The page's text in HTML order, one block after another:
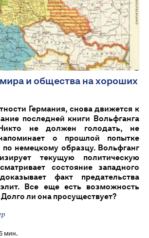
и общества на хороших
Германия, снова движется к
последней книги Вольфганга
не должен голодать, не
о прошлой попытке
немецкому образцу. Вольфганг
текущую политическую
состояние западного
факт предательства
элит. Все еще есть возможность
ли она просуществует?
мин.